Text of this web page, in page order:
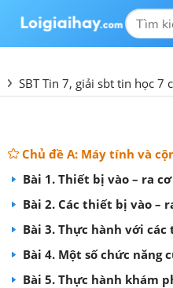
SBT Tin 7, giải sbt tin học 7
Chủ đề A: Máy tính và
Bài 1. Thiết bị vào – ra
Bài 2. Các thiết bị vào –
Bài 3. Thực hành với
Bài 4. Một số chức năng
Bài 5. Thực hành khám